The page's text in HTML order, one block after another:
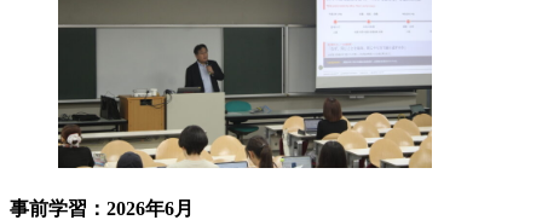
事前学習：2026年6月